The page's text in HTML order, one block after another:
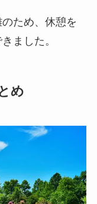
ため、休憩を
ました。
め